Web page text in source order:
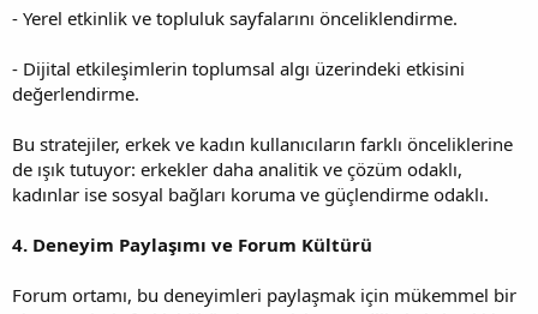
- Yerel etkinlik ve topluluk sayfalarını önceliklendirme.
- Dijital etkileşimlerin toplumsal algı üzerindeki etkisini
değerlendirme.
Bu stratejiler, erkek ve kadın kullanıcıların farklı önceliklerine
de ışık tutuyor: erkekler daha analitik ve çözüm odaklı,
kadınlar ise sosyal bağları koruma ve güçlendirme odaklı.
4. Deneyim Paylaşımı ve Forum Kültürü
Forum ortamı, bu deneyimleri paylaşmak için mükemmel bir